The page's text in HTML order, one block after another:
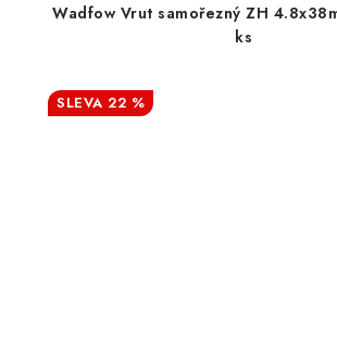
Wadfow Vrut samořezný ZH
ks
22 %